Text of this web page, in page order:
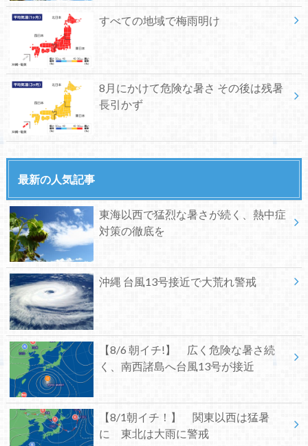
すべての地域で梅雨明け
8月にかけて危険な暑さ その後は残暑
長引かず
最新の人気記事
東海以西で猛烈な暑さが続く、熱中症
対策の徹底を
沖縄 台風13号接近で大荒れ警戒
【8/6 朝イチ!】 広く危険な暑さ続
く、南西諸島へ台風13号が接近
【8/1朝イチ！】 関東以西は猛暑
に 東北は大雨に警戒